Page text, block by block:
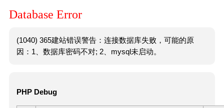
Database Error
(1040) 365建站错误警告：连接数据库失败，可能的原
因：1、数据库密码不对; 2、mysql未启动。
PHP Debug